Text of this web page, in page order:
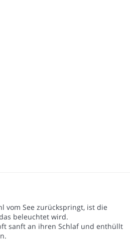
vom See zurückspringt, ist die
beleuchtet wird.
sanft an ihren Schlaf und enthüllt